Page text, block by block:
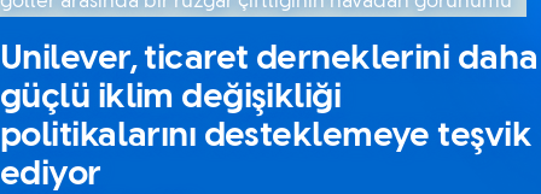
Unilever, ticaret derneklerini daha
güçlü iklim değişikliği
politikalarını desteklemeye teşvik
ediyor